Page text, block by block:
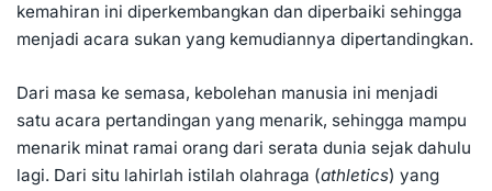
kemahiran ini diperkembangkan dan diperbaiki sehingga
menjadi acara sukan yang kemudiannya dipertandingkan.
Dari masa ke semasa, kebolehan manusia ini menjadi
satu acara pertandingan yang menarik, sehingga mampu
menarik minat ramai orang dari serata dunia sejak dahulu
lagi. Dari situ lahirlah istilah olahraga (athletics) yang